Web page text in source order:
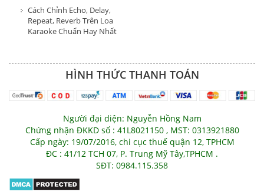
Cách Chỉnh Echo, Delay,
Repeat, Reverb Trên Loa
Karaoke Chuẩn Hay Nhất
HÌNH THỨC THANH TOÁN
Người đại diện: Nguyễn Hồng Nam
Chứng nhận ĐKKD số : 41L8021150 , MST: 0313921880
Cấp ngày: 19/07/2016, chi cục thuế quận 12, TPHCM
ĐC : 41/12 TCH 07, P. Trung Mỹ Tây,TPHCM .
SĐT: 0984.115.358